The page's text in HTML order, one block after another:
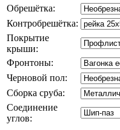
Обрешётка:
Контробрешётка:
Покрытие
крыши:
Фронтоны:
Черновой пол:
Сборка сруба:
Соединение
углов: